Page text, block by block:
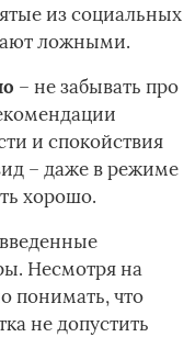
из социальных
ложными.
– не забывать про
и спокойствия
– даже в режиме
хорошо.
Несмотря на
понимать, что
не допустить